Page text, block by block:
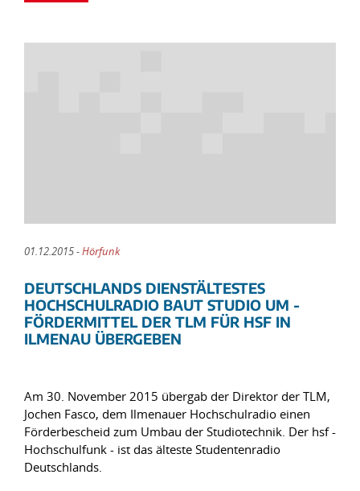
01.12.2015 -Hörfunk
DEUTSCHLANDS DIENSTÄLTESTES
HOCHSCHULRADIO BAUT STUDIO UM -
FÖRDERMITTEL DER TLM FÜR HSF IN
ILMENAU ÜBERGEBEN
Am 30. November 2015 übergab der Direktor der TLM,
Jochen Fasco, dem Ilmenauer Hochschulradio einen
Förderbescheid zum Umbau der Studiotechnik. Der hsf -
Hochschulfunk - ist das älteste Studentenradio
Deutschlands.